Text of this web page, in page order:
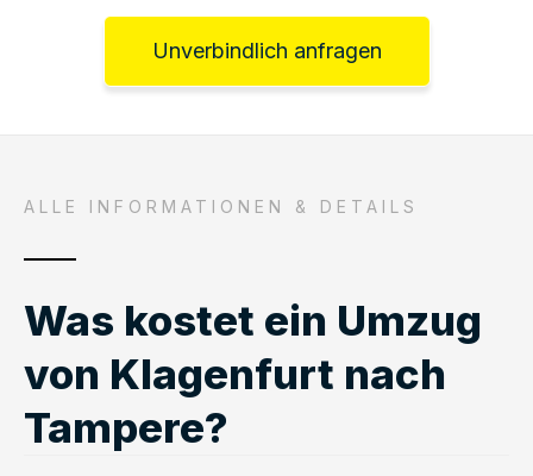
Unverbindlich anfragen
ALLE INFORMATIONEN & DETAILS
Was kostet ein Umzug
von Klagenfurt nach
Tampere?